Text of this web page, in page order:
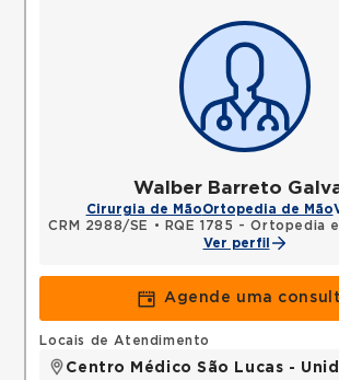
Walber Barreto
Cirurgia de MãoOrtopedia de Mão
CRM 2988/SE
• RQE 1785 - Ortopedia e
Ver perfil
Agende uma
Locais de Atendimento
Centro Médico São Lucas -